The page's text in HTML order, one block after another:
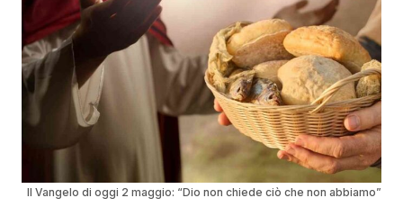
Il Vangelo di oggi 2 maggio: “Dio non chiede ciò che non abbiamo”